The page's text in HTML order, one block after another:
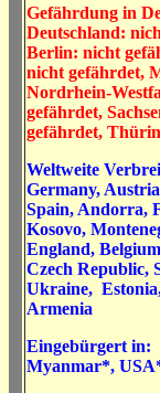
Gefährdung in
Deutschland:
Berlin: nicht
nicht gefährdet,
Nordrhein-
gefährdet,
gefährdet,
Weltweite
Germany,
Spain, Andorra,
Kosovo,
England,
Czech Republic,
Ukraine,
Armenia
Eingebürgert in:
Myanmar*,